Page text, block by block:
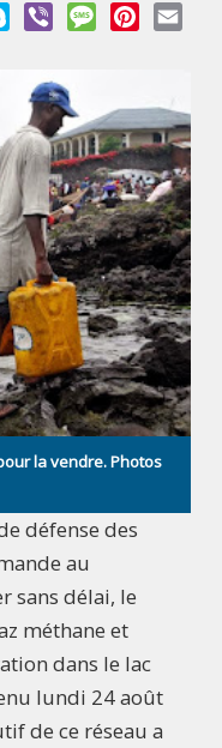
Skype Viber MessagePinterest
la vendre. Photos
défense des
au
sans délai, le
méthane et
dans le lac
lundi 24 août
de ce réseau a